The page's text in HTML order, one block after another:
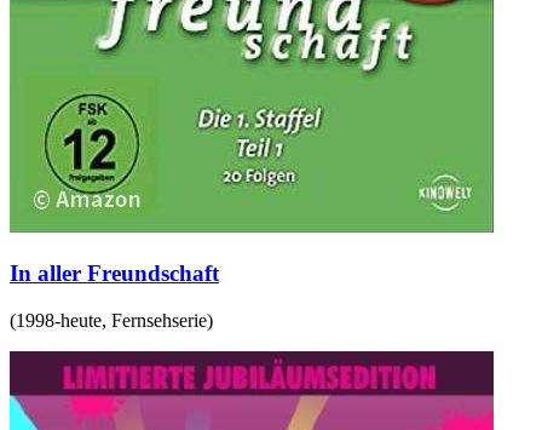
In aller Freundschaft
(1998-heute, Fernsehserie)